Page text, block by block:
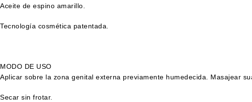
Aceite de espino amarillo.
Tecnología cosmética patentada.
MODO DE USO
Aplicar sobre la zona genital externa previamente humedecida. Masajear
Secar sin frotar.